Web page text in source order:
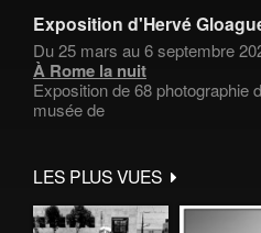
Exposition d'Hervé
Du 25 mars au 6 septembre
À Rome la nuit
Exposition de 68 photographie
musée de
LES PLUS VUES